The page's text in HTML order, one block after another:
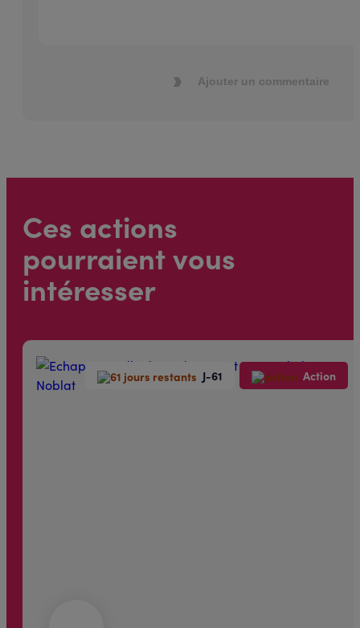
Ajouter un commentaire
Ces actions
pourraient vous
intéresser
J-61 Action